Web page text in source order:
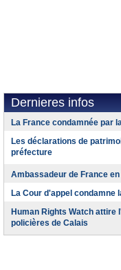
Dernieres infos
La France condamnée par
Les déclarations de
préfecture
Ambassadeur de France
La Cour d'appel condamne
Human Rights Watch attire
policières de Calais